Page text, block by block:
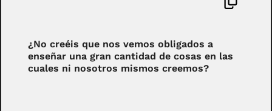
¿No creéis que nos vemos obligados a
enseñar una gran cantidad de cosas en las
cuales ni nosotros mismos creemos?